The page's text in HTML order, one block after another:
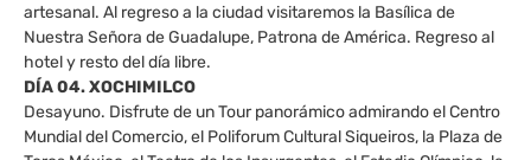
artesanal. Al regreso a la ciudad visitaremos la Basílica de
Nuestra Señora de Guadalupe, Patrona de América. Regreso al
hotel y resto del día libre.
DÍA 04. XOCHIMILCO
Desayuno. Disfrute de un Tour panorámico admirando el Centro
Mundial del Comercio, el Poliforum Cultural Siqueiros, la Plaza de